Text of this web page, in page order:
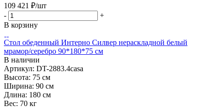
109 421 ₽/шт
-
+
В корзину
Стол обеденный Интерно Силвер нераскладной белый
мрамор/серебро 90*180*75 см
В наличии
Артикул: DT-2883.4casa
Высота: 75 см
Ширина: 90 см
Длина: 180 см
Вес: 70 кг